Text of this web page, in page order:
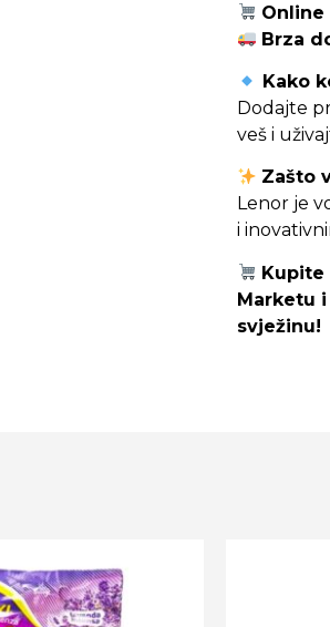
Online
Brza
Kako
Dodajte
veš i
Zašto
Lenor je
i
Kupite
Marketu
svježinu!